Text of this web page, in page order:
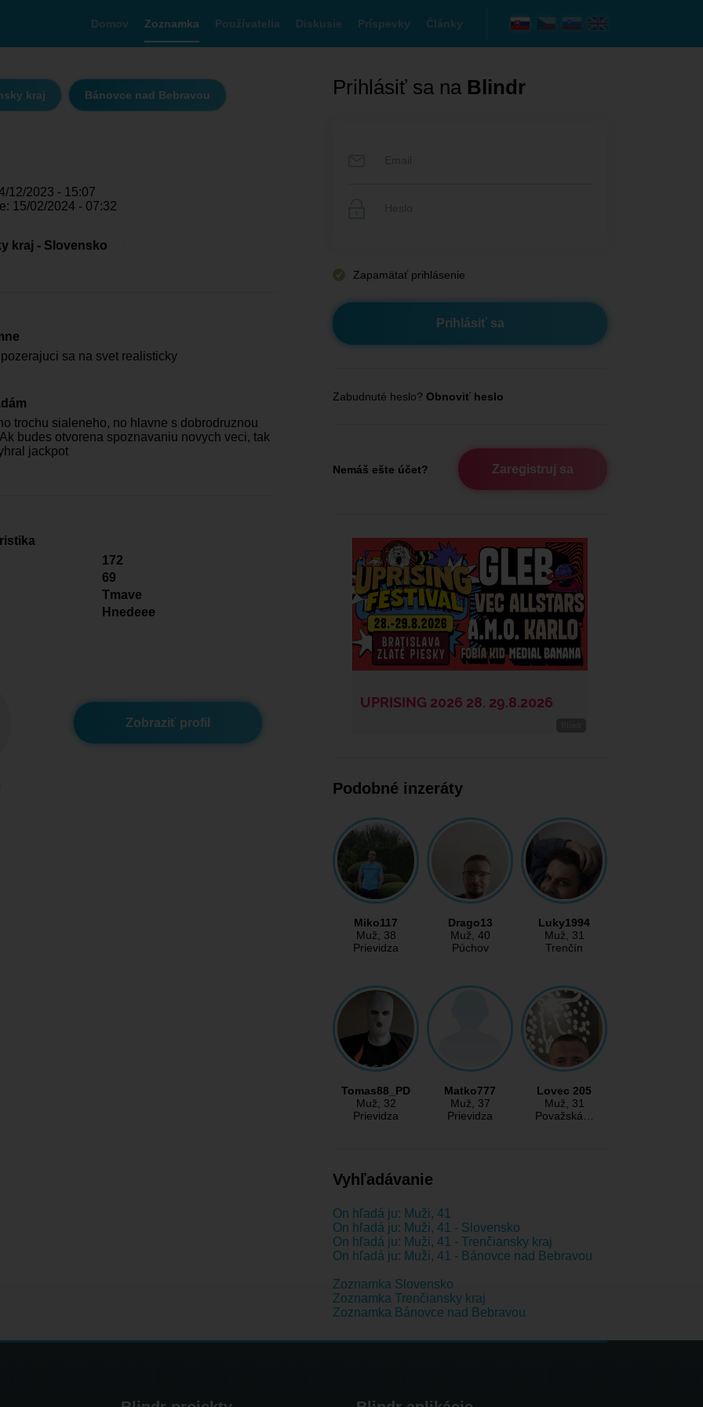
Domov Zoznamka Používatelia Diskusie Príspevky Články
kraj Bánovce nad Bebravou
12/2023 - 15:07
15/02/2024 - 07:32
kraj - Slovensko
sa na svet realisticky
trochu sialeneho, no hlavne s dobrodruznou
budes otvorena spoznavaniu novych veci, tak
jackpot
172
69
Tmave
Hnedeee
Zobraziť profil
Prihlásiť sa na Blindr
Zapamätať prihlásenie
Zabudnuté heslo? Obnoviť heslo
Nemáš ešte účet? Zaregistruj sa
Podobné inzeráty
Miko117
Muž, 38
Prievidza
Drago13
Muž, 40
Púchov
Luky1994
Muž, 31
Trenčín
Tomas88_PD
Muž, 32
Prievidza
Matko777
Muž, 37
Prievidza
Lovec 205
Muž, 31
Považská…
Vyhľadávanie
On hľadá ju: Muži, 41
On hľadá ju: Muži, 41 - Slovensko
On hľadá ju: Muži, 41 - Trenčiansky kraj
On hľadá ju: Muži, 41 - Bánovce nad Bebravou
Zoznamka Slovensko
Zoznamka Trenčiansky kraj
Zoznamka Bánovce nad Bebravou